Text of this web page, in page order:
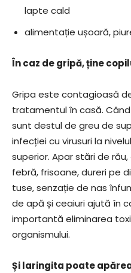
lapte cald
alimentație ușoară,
În caz de gripă, ține
Gripa este contagioasă
tratamentul în casă.
sunt destul de greu de
infecției cu virusuri la
superior. Apar stări de
febră, frisoane, dureri pe
tuse, senzație de nas
de apă și ceaiuri ajută în
importantă eliminarea
organismului.
Și laringita poate